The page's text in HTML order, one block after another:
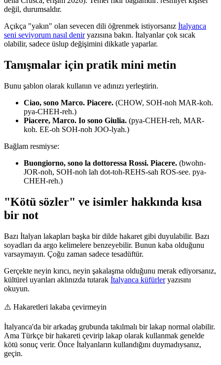
değil, durumsaldır.
Açıkça "yakın" olan sevecen dili öğrenmek istiyorsanız İtalyanca
seni seviyorum nasıl deniryazısına bakın. İtalyanlar çok sıcak
olabilir, sadece üslup değişimini dikkatle yaparlar.
Tanışmalar için pratik mini metin
Bunu şablon olarak kullanın ve adınızı yerleştirin.
Ciao, sono Marco. Piacere. (CHOW, SOH-noh MAR-koh.
pya-CHEH-reh.)
Piacere, Marco. Io sono Giulia. (pya-CHEH-reh, MAR-
koh. EE-oh SOH-noh JOO-lyah.)
Bağlam resmiyse:
Buongiorno, sono la dottoressa Rossi. Piacere. (bwohn-
JOR-noh, SOH-noh lah dot-toh-REHS-sah ROS-see. pya-
CHEH-reh.)
"Kötü sözler" ve isimler hakkında kısa
bir not
Bazı İtalyan lakapları başka bir dilde hakaret gibi duyulabilir. Bazı
soyadları da argo kelimelere benzeyebilir. Bunun kaba olduğunu
varsaymayın. Çoğu zaman sadece tesadüftür.
Gerçekte neyin kırıcı, neyin şakalaşma olduğunu merak ediyorsanız,
kültürel uyarıları aklınızda tutarak İtalyanca küfürleryazısını
okuyun.
⚠️ Hakaretleri lakaba çevirmeyin
İtalyanca'da bir arkadaş grubunda takılmalı bir lakap normal olabilir.
Ama Türkçe bir hakareti çevirip lakap olarak kullanmak genelde
kötü sonuç verir. Önce İtalyanların kullandığını duymadıysanız,
geçin.